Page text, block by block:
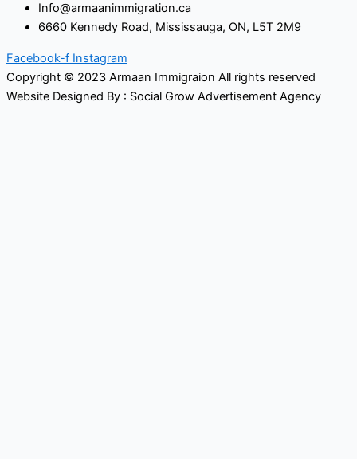
Info@armaanimmigration.ca
6660 Kennedy Road, Mississauga, ON, L5T 2M9
Facebook-f Instagram
Copyright © 2023 Armaan Immigraion All rights reserved
Website Designed By : Social Grow Advertisement Agency